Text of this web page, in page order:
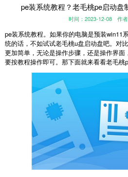
pe装系统教程？老毛桃pe启动盘
时间：2023-12-08 作
pe装系统教程。如果你的电脑是预装win11
统的话，不如试试老毛桃u盘启动盘吧。对
更加简单，无论是操作步骤，还是操作界
要按教程操作即可。那下面就来看看老毛桃